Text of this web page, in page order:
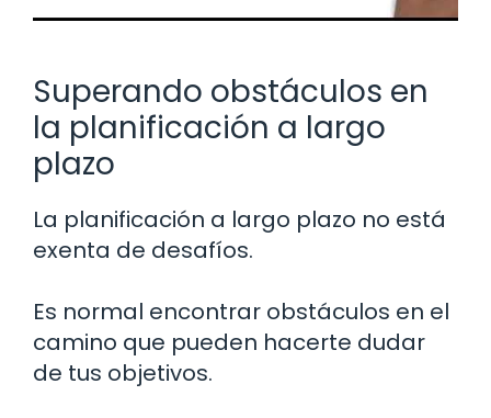
Superando obstáculos en
la planificación a largo
plazo
La planificación a largo plazo no está
exenta de desafíos.
Es normal encontrar obstáculos en el
camino que pueden hacerte dudar
de tus objetivos.